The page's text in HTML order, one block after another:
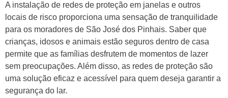
A instalação de redes de proteção em janelas e outros
locais de risco proporciona uma sensação de tranquilidade
para os moradores de São José dos Pinhais. Saber que
crianças, idosos e animais estão seguros dentro de casa
permite que as famílias desfrutem de momentos de lazer
sem preocupações. Além disso, as redes de proteção são
uma solução eficaz e acessível para quem deseja garantir a
segurança do lar.